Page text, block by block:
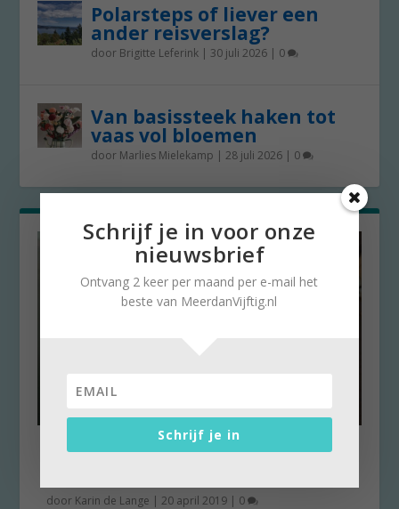
Polarsteps of liever een
ander reisverslag?
door Brigitte Leferink | 30 juli 2026 | 0
Van basissteek haken tot
vaas vol bloemen
door Marlies Mielekamp |28 juli 2026 | 0
Beroemde filmmaker Buñuel
door Karin de Lange |20 april 2019 | 0
Schrijf je in voor onze
nieuwsbrief
Ontvang 2 keer per maand per e-mail het
beste van MeerdanVijftig.nl
Schrijf je in